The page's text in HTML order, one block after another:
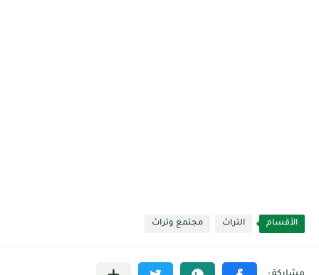
الأقسام التراث مجتمع وتراث